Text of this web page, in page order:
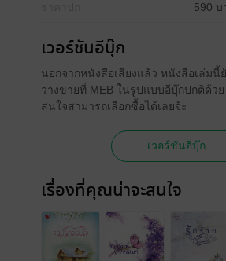
590 บ
เวอร์ชันอีบุ๊ก
นอกจากหนังสือเสียงแล้ว หนังสือเล่มนี้
วางขายที่ MEB ในรูปแบบอีบุ๊กปกติด้วย
สนใจสามารถเลือกซื้อได้เลยจ้ะ
เวอร์ชันอีบุ๊ก
เรื่องที่คุณน่าจะสนใจ